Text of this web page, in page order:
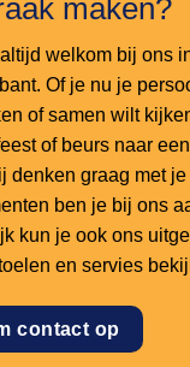
maken?
welkom bij ons
Of je nu je
of samen wilt
of beurs naar
denken graag met
ben je bij ons
kun je ook ons
en servies
contact op